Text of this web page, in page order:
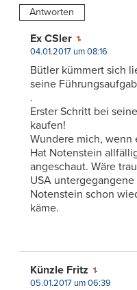
Antworten
Ex CSler
04.01.2017 um 08:16
Bütler kümmert sich
seine
.
Erster Schritt bei
kaufen!
Wundere mich, wenn
Hat Notenstein
angeschaut. Wäre
USA
Notenstein schon
käme.
Künzle Fritz
05.01.2017 um 06:39